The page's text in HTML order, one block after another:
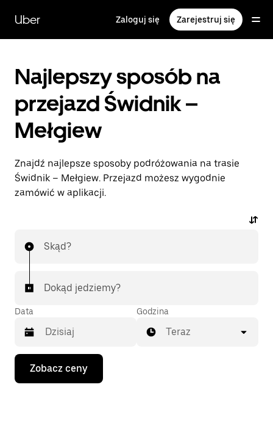
głównej
zawartości
Uber Zaloguj się Zarejestruj się
Najlepszy sposób na
przejazd Świdnik –
Mełgiew
Znajdź najlepsze sposoby podróżowania na trasie
Świdnik – Mełgiew. Przejazd możesz wygodnie
zamówić w aplikacji.
Skąd?
Dokąd jedziemy?
Data
Naciśnij
klawisz
strzałki
Godzina
Teraz
Zobacz ceny